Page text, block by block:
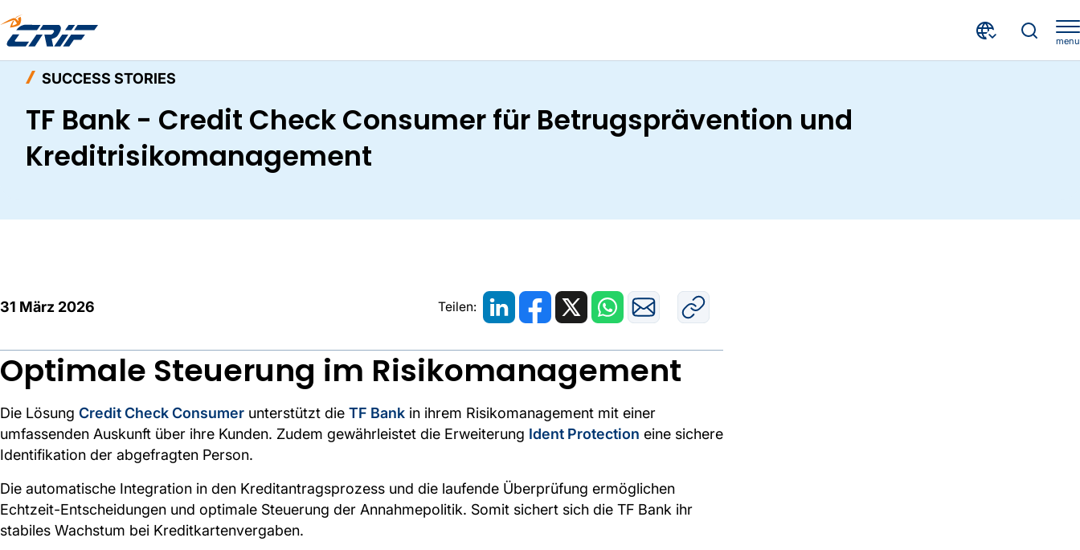
menu
Home
SUCCESS STORIES
TF Bank - Credit Check Consumer für Betrugsprävention und
Kreditrisikomanagement
31 März 2026 Teilen:
Optimale Steuerung im Risikomanagement
Die Lösung Credit Check Consumer unterstützt die TF Bank in ihrem Risikomanagement mit einer
umfassenden Auskunft über ihre Kunden. Zudem gewährleistet die Erweiterung Ident Protection eine sichere
Identifikation der abgefragten Person.
Die automatische Integration in den Kreditantragsprozess und die laufende Überprüfung ermöglichen
Echtzeit-Entscheidungen und optimale Steuerung der Annahmepolitik. Somit sichert sich die TF Bank ihr
stabiles Wachstum bei Kreditkartenvergaben.